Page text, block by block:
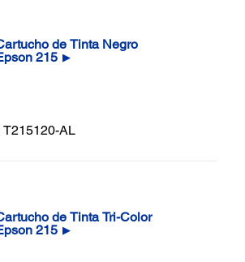
de Tinta Negro
215 ▶
T215120-AL
de Tinta Tri-Color
215 ▶